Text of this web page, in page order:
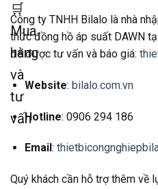
🛒
Mua
hàng
và
tư
vấn
Công ty TNHH Bilalo là nhà
thức đồng hồ áp suất DAWN
để được tư vấn và báo giá:
Website: bilalo.com.vn
Hotline: 0906 294 186
Email :
Quý khách cần hỗ trợ thêm về